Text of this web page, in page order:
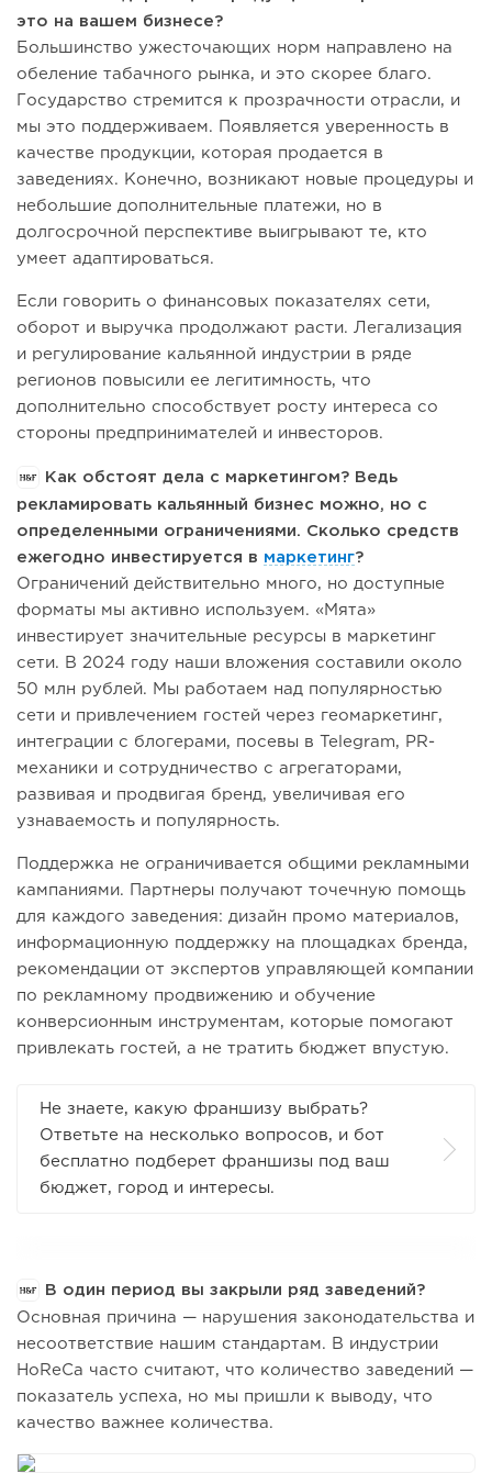
это на вашем бизнесе?
Большинство ужесточающих норм направлено на
обеление табачного рынка, и это скорее благо.
Государство стремится к прозрачности отрасли, и
мы это поддерживаем. Появляется уверенность в
качестве продукции, которая продается в
заведениях. Конечно, возникают новые процедуры и
небольшие дополнительные платежи, но в
долгосрочной перспективе выигрывают те, кто
умеет адаптироваться.
Если говорить о финансовых показателях сети,
оборот и выручка продолжают расти. Легализация
и регулирование кальянной индустрии в ряде
регионов повысили ее легитимность, что
дополнительно способствует росту интереса со
стороны предпринимателей и инвесторов.
Как обстоят дела с маркетингом? Ведь
рекламировать кальянный бизнес можно, но с
определенными ограничениями. Сколько средств
ежегодно инвестируется в маркетинг?
Ограничений действительно много, но доступные
форматы мы активно используем. «Мята»
инвестирует значительные ресурсы в маркетинг
сети. В 2024 году наши вложения составили около
50 млн рублей. Мы работаем над популярностью
сети и привлечением гостей через геомаркетинг,
интеграции с блогерами, посевы в Telegram, PR-
механики и сотрудничество с агрегаторами,
развивая и продвигая бренд, увеличивая его
узнаваемость и популярность.
Поддержка не ограничивается общими рекламными
кампаниями. Партнеры получают точечную помощь
для каждого заведения: дизайн промо материалов,
информационную поддержку на площадках бренда,
рекомендации от экспертов управляющей компании
по рекламному продвижению и обучение
конверсионным инструментам, которые помогают
привлекать гостей, а не тратить бюджет впустую.
Не знаете, какую франшизу выбрать?
Ответьте на несколько вопросов, и бот
бесплатно подберет франшизы под ваш
бюджет, город и интересы.
В один период вы закрыли ряд заведений?
Основная причина — нарушения законодательства и
несоответствие нашим стандартам. В индустрии
HoReCa часто считают, что количество заведений —
показатель успеха, но мы пришли к выводу, что
качество важнее количества.